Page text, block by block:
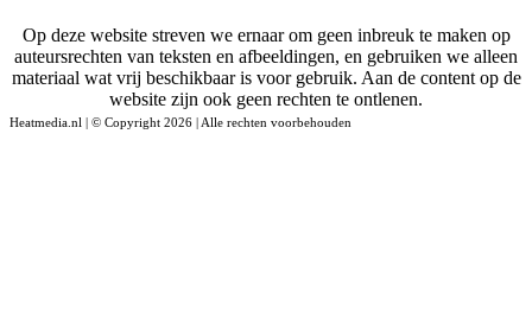
Op deze website streven we ernaar om geen inbreuk te maken op
auteursrechten van teksten en afbeeldingen, en gebruiken we alleen
materiaal wat vrij beschikbaar is voor gebruik. Aan de content op de
website zijn ook geen rechten te ontlenen.
Heatmedia.nl | © Copyright 2026 | Alle rechten voorbehouden